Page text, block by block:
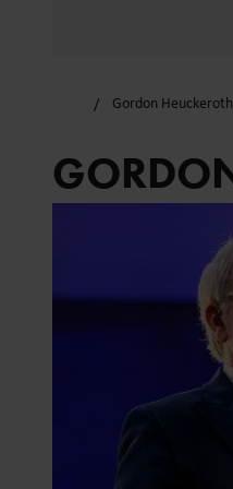
Gordon Heuckeroth